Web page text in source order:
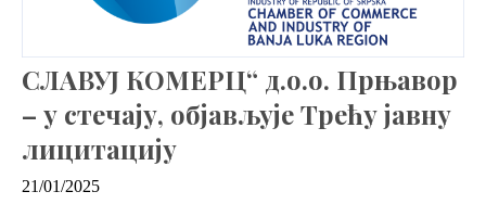
СЛАВУЈ КОМЕРЦ“ д.о.о. Прњавор
– у стечају, објављује Трећу јавну
лицитацију
21/01/2025